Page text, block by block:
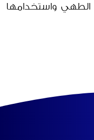
الطهي واستخدامها